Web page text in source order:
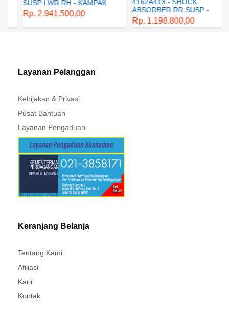
SUSP LWR RH - KAMPAK
DEPAN BAWAH KANAN -
GENUINE SPAREPART -
MITSUBISHI - XPANDER
Rp. 2.941.500,00
ABSORBER RR SUSP -
SUSPENSI BELAKANG -
SHOCKBREAKER BELAKANG
Rp. 1.198.800,00
Layanan Pelanggan
Kebijakan & Privasi
Pusat Bantuan
Layanan Pengaduan
Keranjang Belanja
Tentang Kami
Afiliasi
Karir
Kontak